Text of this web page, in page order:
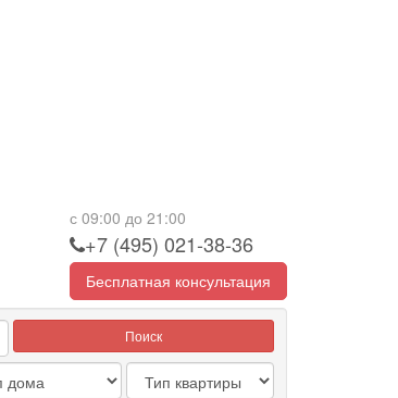
с 09:00 до 21:00
+7 (495) 021-38-36
Бесплатная консультация
Поиск